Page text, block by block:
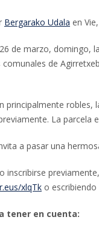
Bergarako Udala en
de marzo, domingo,
de
principalmente robles,
La parcela
a pasar una
inscribirse
xlqTk o escribiendo
tener en cuenta: